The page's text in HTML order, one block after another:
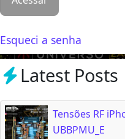
Esqueci a senha
Latest Posts
Tensões RF
UBBPMU_E